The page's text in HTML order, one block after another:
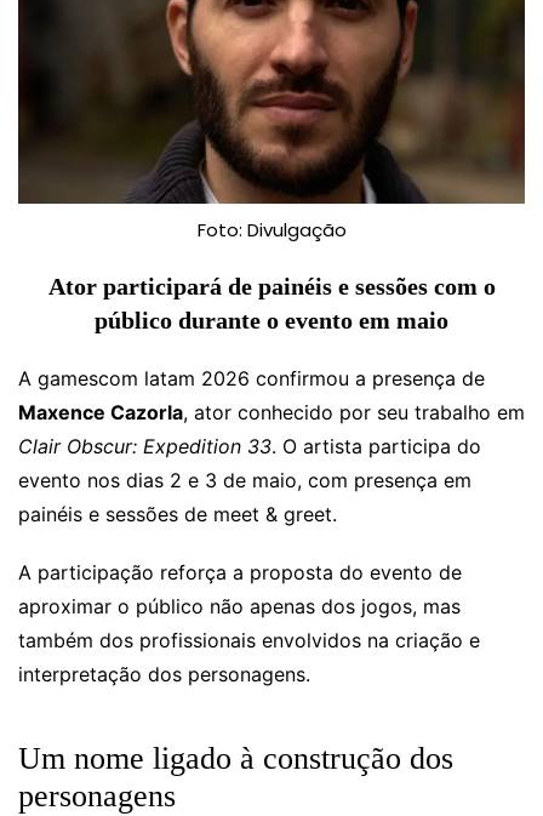
Foto: Divulgação
Ator participará de painéis e sessões com o
público durante o evento em maio
A gamescom latam 2026 confirmou a presença de
Maxence Cazorla, ator conhecido por seu trabalho em
Clair Obscur: Expedition 33. O artista participa do
evento nos dias 2 e 3 de maio, com presença em
painéis e sessões de meet & greet.
A participação reforça a proposta do evento de
aproximar o público não apenas dos jogos, mas
também dos profissionais envolvidos na criação e
interpretação dos personagens.
Um nome ligado à construção dos
personagens